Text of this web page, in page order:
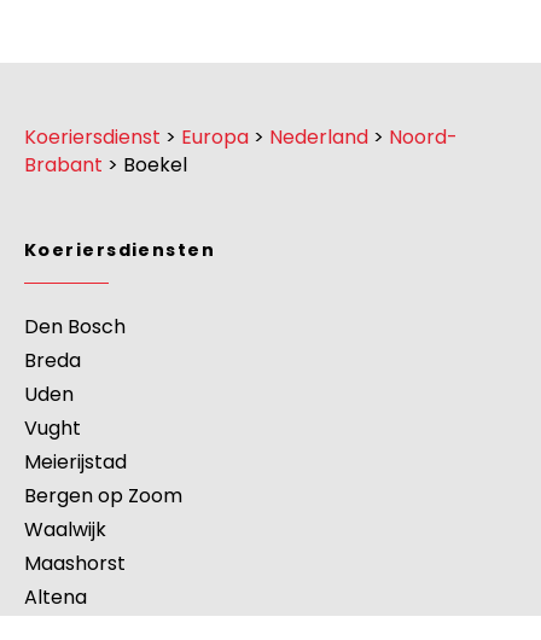
Koeriersdienst > Europa > Nederland > Noord-
Brabant > Boekel
Koeriersdiensten
Den Bosch
Breda
Uden
Vught
Meierijstad
Bergen op Zoom
Waalwijk
Maashorst
Altena